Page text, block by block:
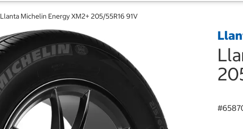
Llanta Michelin Energy XM2+ 205/55R16 91V
#